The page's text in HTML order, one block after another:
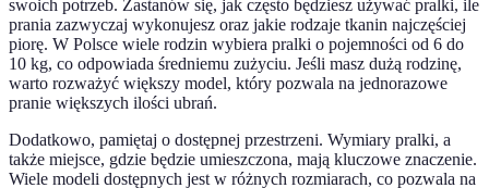
swoich potrzeb. Zastanów się, jak często będziesz używać pralki, ile
prania zazwyczaj wykonujesz oraz jakie rodzaje tkanin najczęściej
piorę. W Polsce wiele rodzin wybiera pralki o pojemności od 6 do
10 kg, co odpowiada średniemu zużyciu. Jeśli masz dużą rodzinę,
warto rozważyć większy model, który pozwala na jednorazowe
pranie większych ilości ubrań.
Dodatkowo, pamiętaj o dostępnej przestrzeni. Wymiary pralki, a
także miejsce, gdzie będzie umieszczona, mają kluczowe znaczenie.
Wiele modeli dostępnych jest w różnych rozmiarach, co pozwala na